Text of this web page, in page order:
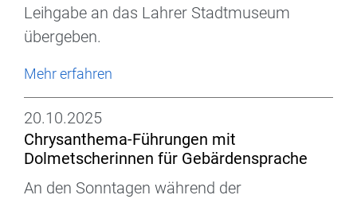
Leihgabe an das Lahrer Stadtmuseum
übergeben.
Mehr erfahren
20.10.2025
Chrysanthema-Führungen mit
Dolmetscherinnen für Gebärdensprache
An den Sonntagen während der